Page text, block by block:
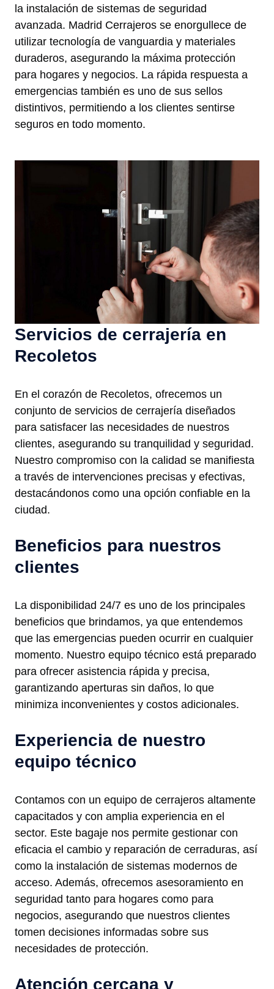
la instalación de sistemas de seguridad
avanzada. Madrid Cerrajeros se enorgullece de
utilizar tecnología de vanguardia y materiales
duraderos, asegurando la máxima protección
para hogares y negocios. La rápida respuesta a
emergencias también es uno de sus sellos
distintivos, permitiendo a los clientes sentirse
seguros en todo momento.
Servicios de cerrajería en
Recoletos
En el corazón de Recoletos, ofrecemos un
conjunto de servicios de cerrajería diseñados
para satisfacer las necesidades de nuestros
clientes, asegurando su tranquilidad y seguridad.
Nuestro compromiso con la calidad se manifiesta
a través de intervenciones precisas y efectivas,
destacándonos como una opción confiable en la
ciudad.
Beneficios para nuestros
clientes
La disponibilidad 24/7 es uno de los principales
beneficios que brindamos, ya que entendemos
que las emergencias pueden ocurrir en cualquier
momento. Nuestro equipo técnico está preparado
para ofrecer asistencia rápida y precisa,
garantizando aperturas sin daños, lo que
minimiza inconvenientes y costos adicionales.
Experiencia de nuestro
equipo técnico
Contamos con un equipo de cerrajeros altamente
capacitados y con amplia experiencia en el
sector. Este bagaje nos permite gestionar con
eficacia el cambio y reparación de cerraduras, así
como la instalación de sistemas modernos de
acceso. Además, ofrecemos asesoramiento en
seguridad tanto para hogares como para
negocios, asegurando que nuestros clientes
tomen decisiones informadas sobre sus
necesidades de protección.
Atención cercana y